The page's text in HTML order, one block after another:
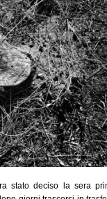
stato deciso la sera